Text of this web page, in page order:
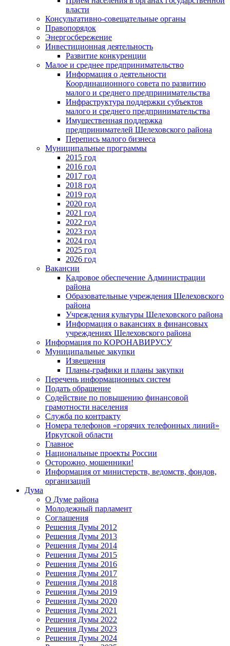
власти
Консультативно-совещательные органы
Правопорядок
Энергосбережение
Инвестиционная деятельность
Развитие конкуренции
Малое и среднее предпринимательство
Информация о деятельности
Координационного совета по развитию
малого и среднего предпринимательства
Инфраструктура поддержки субъектов
малого и среднего предпринимательства
Имущественная поддержка
предпринимателей Шелеховского района
Перепись малого бизнеса
Муниципальные программы
2015 год
2016 год
2017 год
2018 год
2019 год
2020 год
2021 год
2022 год
2023 год
2024 год
2025 год
2026 год
Вакансии
Кадровое обеспечение Администрации
района
Образовательные учреждения Шелеховского
района
Учреждения культуры Шелеховского района
Информация о вакансиях в финансовых
учреждениях Шелеховского района
Информация по КОРОНАВИРУСУ
Муниципальные закупки
Извещения
Планы-графики и планы закупки
Перечень информационных систем
Подать обращение
Содействие по повышению финансовой
грамотности населения
Служба по контракту
Номера телефонов «горячих телефонных линий»
Иркутской области
Главное
Национальные проекты России
Осторожно, мошенники!
Информация от министерств, ведомств, фондов,
организаций
Дума
О Думе района
Молодежный парламент
Соглашения
Решения Думы 2012
Решения Думы 2013
Решения Думы 2014
Решения Думы 2015
Решения Думы 2016
Решения Думы 2017
Решения Думы 2018
Решения Думы 2019
Решения Думы 2020
Решения Думы 2021
Решения Думы 2022
Решения Думы 2023
Решения Думы 2024